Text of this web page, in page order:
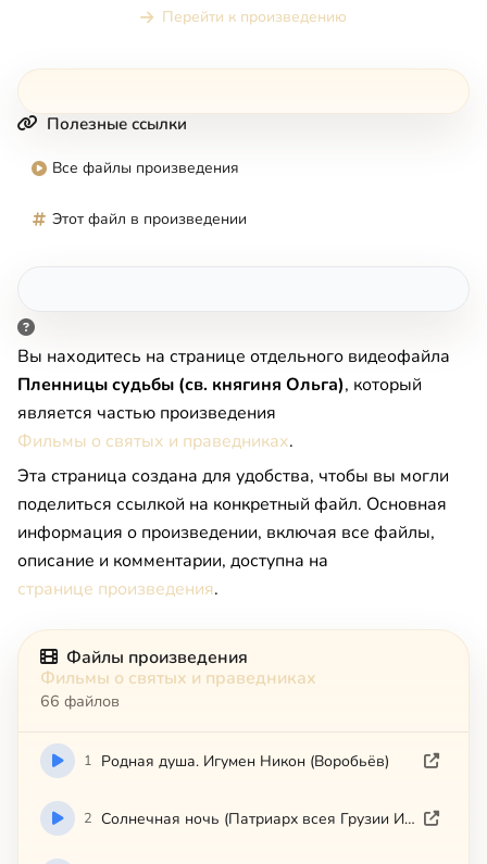
Перейти к произведению
Полезные ссылки
Все файлы произведения
Этот файл в произведении
Вы находитесь на странице отдельного видеофайла
Пленницы судьбы (св. княгиня Ольга), который
является частью произведения
Фильмы о святых и праведниках.
Эта страница создана для удобства, чтобы вы могли
поделиться ссылкой на конкретный файл. Основная
информация о произведении, включая все файлы,
описание и комментарии, доступна на
странице произведения.
Файлы произведения
Фильмы о святых и праведниках
66 файлов
1 Родная душа. Игумен Никон (Воробьёв)
2 Солнечная ночь (Патриарх всея Грузии Илий II)